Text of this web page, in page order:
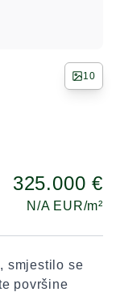
10
325.000 €
N/A EUR/m²
smjestilo se
površine